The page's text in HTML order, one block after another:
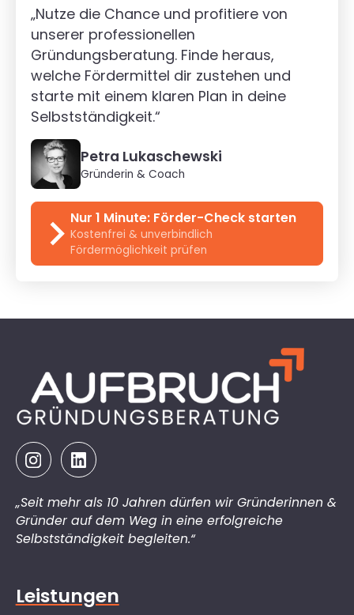
„Nutze die Chance und profitiere von
unserer professionellen
Gründungsberatung. Finde heraus,
welche Fördermittel dir zustehen und
starte mit einem klaren Plan in deine
Selbstständigkeit.“
Petra Lukaschewski
Gründerin & Coach
Nur 1 Minute: Förder-Check starten
Kostenfrei & unverbindlich
Fördermöglichkeit prüfen
„Seit mehr als 10 Jahren dürfen wir Gründerinnen &
Gründer auf dem Weg in eine erfolgreiche
Selbstständigkeit begleiten.“
Leistungen